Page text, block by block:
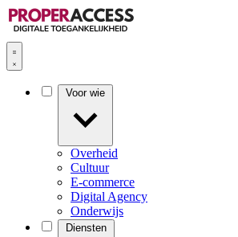
Overheid
Cultuur
E-commerce
Digital Agency
Onderwijs